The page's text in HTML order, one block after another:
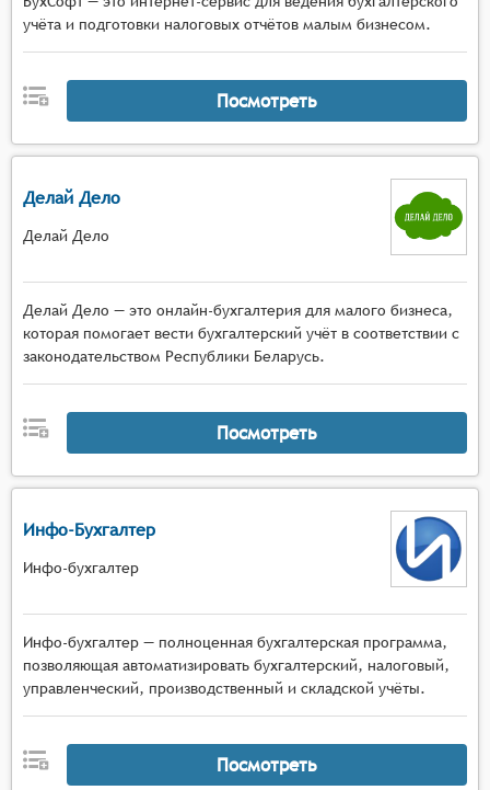
учёта и подготовки налоговых отчётов малым бизнесом.
Посмотреть
Делай Дело
Делай Дело
Делай Дело — это онлайн-бухгалтерия для малого бизнеса,
которая помогает вести бухгалтерский учёт в соответствии с
законодательством Республики Беларусь.
Посмотреть
Инфо-Бухгалтер
Инфо-бухгалтер
Инфо-бухгалтер — полноценная бухгалтерская программа,
позволяющая автоматизировать бухгалтерский, налоговый,
управленческий, производственный и складской учёты.
Посмотреть